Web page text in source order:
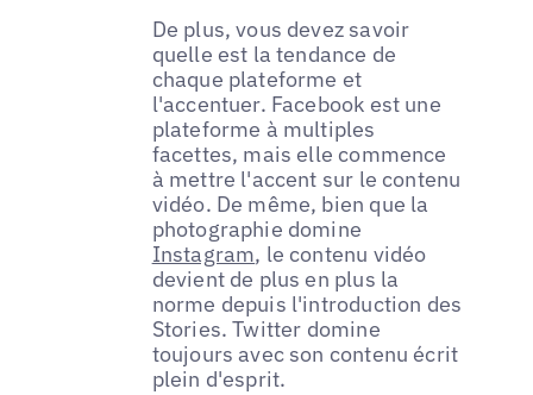
De plus, vous devez savoir
quelle est la tendance de
chaque plateforme et
l'accentuer. Facebook est une
plateforme à multiples
facettes, mais elle commence
à mettre l'accent sur le contenu
vidéo. De même, bien que la
photographie domine
Instagram, le contenu vidéo
devient de plus en plus la
norme depuis l'introduction des
Stories. Twitter domine
toujours avec son contenu écrit
plein d'esprit.